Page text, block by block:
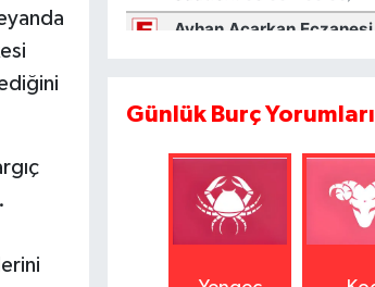
Günlük Burç Yorumları